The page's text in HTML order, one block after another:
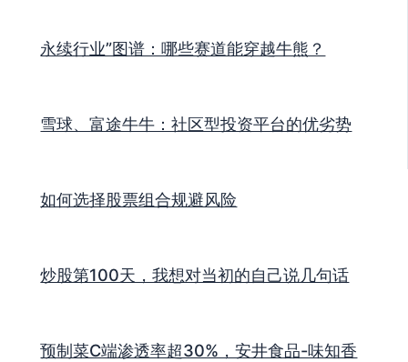
永续行业”图谱：哪些赛道能穿越牛熊？
雪球、富途牛牛：社区型投资平台的优劣势
如何选择股票组合规避风险
炒股第100天，我想对当初的自己说几句话
预制菜C端渗透率超30%，安井食品-味知香